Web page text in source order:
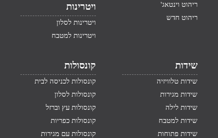
ריהוט וינטאג'
ריהוט חדש
ויטרינות
ויטרינות לסלון
ויטרינות למטבח
שידות
שידות טלוויזיה
שידות מגירות
שידות לילה
שידות למטבח
שידות פתוחות
קונסולות
קונסולות לכניסה לבית
קונסולות לסלון
קונסולות עץ וברזל
קונסולות כפריות
קונסולות עם מגירות